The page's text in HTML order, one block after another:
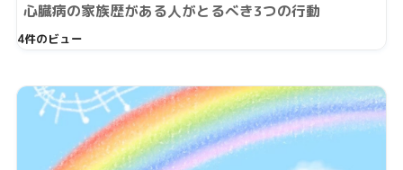
心臓病の家族歴がある人がとるべき3つの行動
4件のビュー